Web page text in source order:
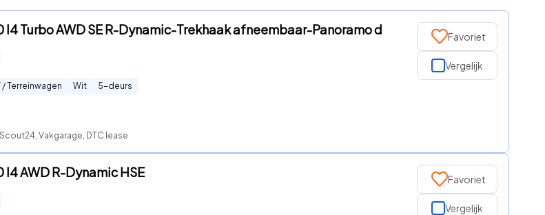
I4 Turbo AWD SE R-Dynamic-Trekhaak afneembaar-Panoramo d
/ Terreinwagen Wit 5-deurs
Vakgarage, DTC lease
Favoriet
Vergelijk
I4 AWD R-Dynamic HSE Favoriet
Vergelijk